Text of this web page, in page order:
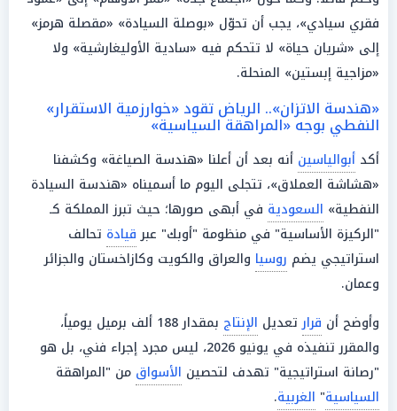
فقري سيادي»، يجب أن تحوّل «بوصلة السيادة» «مقصلة هرمز»
إلى «شريان حياة» لا تتحكم فيه «سادية الأوليغارشية» ولا
«مزاجية إبستين» المنحلة.
«هندسة الاتزان».. الرياض تقود «خوارزمية الاستقرار»
النفطي بوجه «المراهقة السياسية»
أكد أبوالياسين أنه بعد أن أعلنا «هندسة الصياغة» وكشفنا
«هشاشة العملاق»، تتجلى اليوم ما أسميناه «هندسة السيادة
النفطية» السعودية في أبهى صورها؛ حيث تبرز المملكة كـ
"الركيزة الأساسية" في منظومة "أوبك" عبرقيادة تحالف
استراتيجي يضم روسيا والعراق والكويت وكازاخستان والجزائر
وعمان.
وأوضح أن قرارتعديل الإنتاج
بمقدار 188 ألف برميل يومياً،
والمقرر تنفيذه في يونيو 2026، ليس مجرد إجراء فني، بل هو
"رصانة استراتيجية" تهدف لتحصين الأسواق من "المراهقة
السياسية" الغربية.